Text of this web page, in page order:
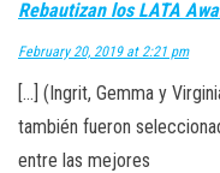
Rebautizan los LATA
February 20, 2019 at 2:21 pm
[…] (Ingrit, Gemma y
también fueron
entre las mejores